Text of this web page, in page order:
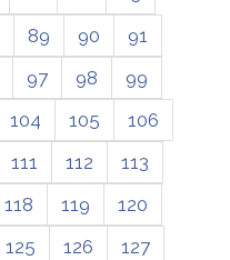
89 90
91
97 98
99
104 105
106
111 112
113
118 119
120
125 126
127